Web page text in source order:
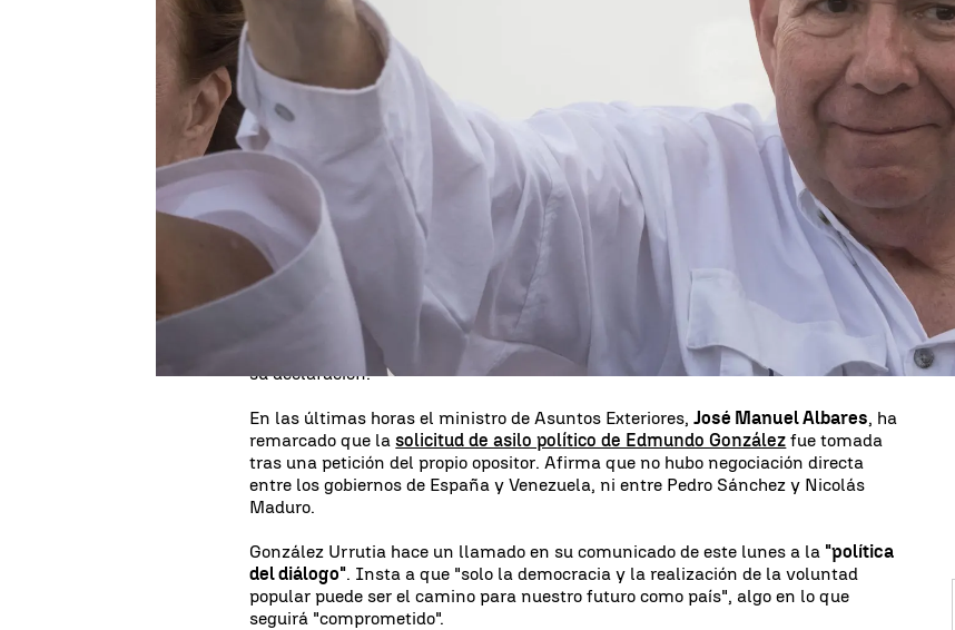
Luis Alcantud
Actualizado:09 de septiembre de 2024, 18:52
Publicado:
09 de septiembre de 2024, 18:19
WhatsappFacebook
X Linkedin
El líder de la mayor coalición opositora de Venezuela,
Edmundo González
, abandonó su país y llegó aEspaña
. Se ha pronunciado en un
comunicado en redes asegurando que esa decisión la ha tomado porque el
destino de los venezolanos
"no puede, no debe ser, el de un conflicto de dolor y
sufrimiento".
Remarca que su marcha de Venezuela debe tomarse como
"un gesto que tiende
la mano a todos"
y que "como tal sea correspondido". "Lo he hecho para que
cambien las cosas y construyamos una etapa nueva para Venezuela", destaca en
su declaración.
En las últimas horas el ministro de Asuntos Exteriores,José Manuel Albares, ha
remarcado que lasolicitud de asilo político de Edmundo González fue tomada
tras una petición del propio opositor. Afirma que no hubo negociación directa
entre los gobiernos de España y Venezuela, ni entre Pedro Sánchez y Nicolás
Maduro.
González Urrutia hace un llamado en su comunicado de este lunes a la "política
del diálogo". Insta a que "solo la democracia y la realización de la voluntad
popular puede ser el camino para nuestro futuro como país", algo en lo que
seguirá "comprometido".